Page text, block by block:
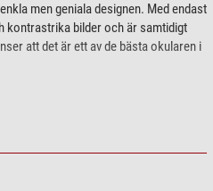
men geniala designen. Med endast
kontrastrika bilder och är samtidigt
att det är ett av de bästa okularen i
du ser objekten ljusa och klara
i metall
och skruva bara fast dem